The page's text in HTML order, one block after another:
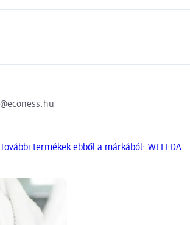
További termékek ebből a márkából: WELEDA